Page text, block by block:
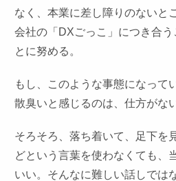
なく、本業に差し障りのないと
会社の「DXごっこ」につき合う
とに努める。
もし、このような事態になって
散臭いと感じるのは、仕方がな
そろそろ、落ち着いて、足下を
どという言葉を使わなくても、
いい。そんなに難しい話しでは